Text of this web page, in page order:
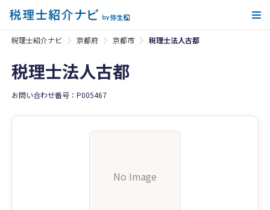
税理士紹介ナビ 京都府 京都市 税理士法人古都
税理士法人古都
お問い合わせ番号：P005467
No Image